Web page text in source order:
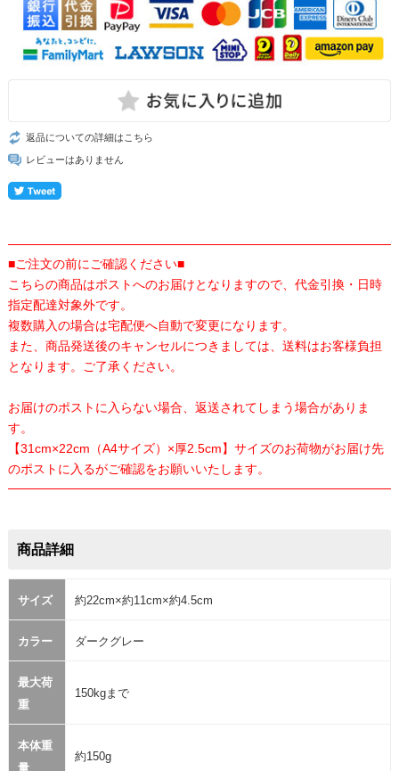
返品についての詳細はこちら
レビューはありません
■ご注文の前にご確認ください■
こちらの商品はポストへのお届けとなりますので、代金引換・日時
指定配達対象外です。
複数購入の場合は宅配便へ自動で変更になります。
また、商品発送後のキャンセルにつきましては、送料はお客様負担
となります。ご了承ください。
お届けのポストに入らない場合、返送されてしまう場合がありま
す。
【31cm×22cm（A4サイズ）×厚2.5cm】サイズのお荷物がお届け先
のポストに入るがご確認をお願いいたします。
商品詳細
サイズ 約22cm×約11cm×約4.5cm
カラー ダークグレー
最大荷
重
150kgまで
本体重
量
約150g